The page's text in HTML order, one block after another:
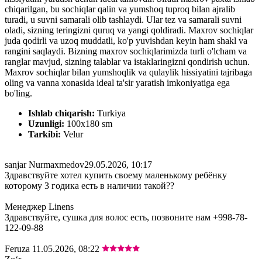
chiqarilgan, bu sochiqlar qalin va yumshoq tuproq bilan ajralib
turadi, u suvni samarali olib tashlaydi. Ular tez va samarali suvni
oladi, sizning teringizni quruq va yangi qoldiradi. Maxrov sochiqlar
juda qodirli va uzoq muddatli, ko'p yuvishdan keyin ham shakl va
rangini saqlaydi. Bizning maxrov sochiqlarimizda turli o'lcham va
ranglar mavjud, sizning talablar va istaklaringizni qondirish uchun.
Maxrov sochiqlar bilan yumshoqlik va qulaylik hissiyatini tajribaga
oling va vanna xonasida ideal ta'sir yaratish imkoniyatiga ega
bo'ling.
Ishlab chiqarish: Turkiya
Uzunligi: 100x180 sm
Tarkibi: Velur
sanjar Nurmaxmedov29.05.2026, 10:17
Здравствуйте хотел купить своему маленькому ребёнку
которому 3 годика есть в наличии такой??
Менеджер Linens
Здравствуйте, сушка для волос есть, позвоните нам +998-78-
122-09-88
Feruza 11.05.2026, 08:22